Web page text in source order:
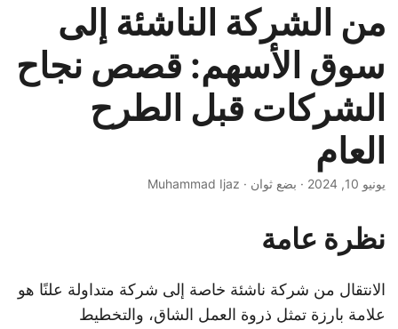
من الشركة الناشئة إلى
سوق الأسهم: قصص نجاح
الشركات قبل الطرح
العام
يونيو 10, 2024 · بضع ثوان · Muhammad Ijaz
نظرة عامة
الانتقال من شركة ناشئة خاصة إلى شركة متداولة علنًا هو
علامة بارزة تمثل ذروة العمل الشاق، والتخطيط